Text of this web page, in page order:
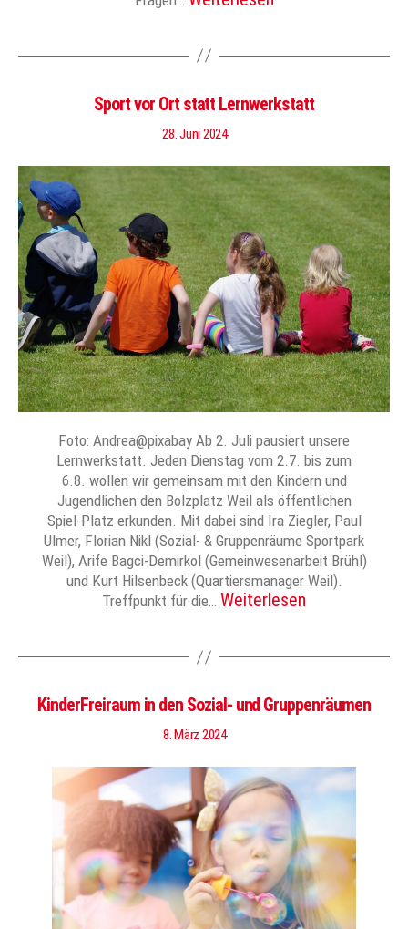
Sport vor Ort statt Lernwerkstatt
28. Juni 2024
Foto: Andrea@pixabay Ab 2. Juli pausiert unsere
Lernwerkstatt. Jeden Dienstag vom 2.7. bis zum
6.8. wollen wir gemeinsam mit den Kindern und
Jugendlichen den Bolzplatz Weil als öffentlichen
Spiel-Platz erkunden. Mit dabei sind Ira Ziegler, Paul
Ulmer, Florian Nikl (Sozial- & Gruppenräume Sportpark
Weil), Arife Bagci-Demirkol (Gemeinwesenarbeit Brühl)
und Kurt Hilsenbeck (Quartiersmanager Weil).
Treffpunkt für die… Weiterlesen
KinderFreiraum in den Sozial- und Gruppenräumen
8. März 2024